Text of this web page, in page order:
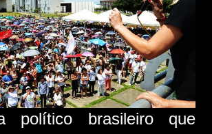
político brasileiro que